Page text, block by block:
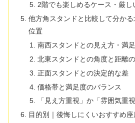
2階でも楽しめるケース・厳し
他方角スタンドと比較して分か
位置
南西スタンドとの見え方・満
北東スタンドとの角度と距離
正面スタンドとの決定的な差
価格帯と満足度のバランス
「見え方重視」か「雰囲気重
目的別｜後悔しにくいおすすめ